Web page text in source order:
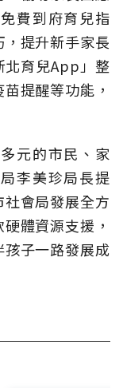
費到府育兒指
提升新手家長
北育兒App」整
提醒等功能，
元的市民、家
李美珍局長提
會局發展全方
體資源支援，
子一路發展成